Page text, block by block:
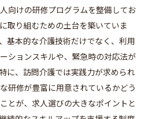
向けの研修プログラムを整備してお
取り組むための土台を築いていま
基本的な介護技術だけでなく、利用
ションスキルや、緊急時の対応法が
に、訪問介護では実践力が求められ
研修が豊富に用意されているかどう
とが、求人選びの大きなポイントと